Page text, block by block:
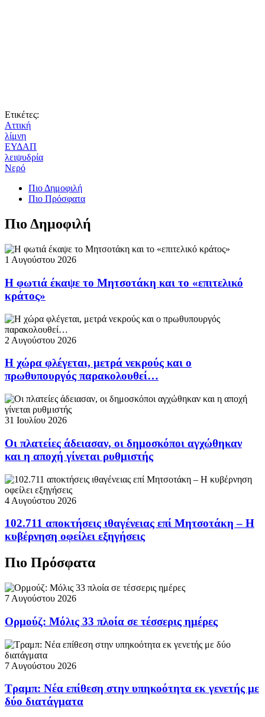
Ετικέτες:
Αττική
λίμνη
ΕΥΔΑΠ
λειψυδρία
Νερό
Πιο Δημοφιλή
Πιο Πρόσφατα
Πιο Δημοφιλή
1 Αυγούστου 2026
Η φωτιά έκαψε το Μητσοτάκη και το «επιτελικό
κράτος»
2 Αυγούστου 2026
Η χώρα φλέγεται, μετρά νεκρούς και ο
πρωθυπουργός παρακολουθεί…
31 Ιουλίου 2026
Οι πλατείες άδειασαν, οι δημοσκόποι αγχώθηκαν
και η αποχή γίνεται ρυθμιστής
4 Αυγούστου 2026
102.711 αποκτήσεις ιθαγένειας επί Μητσοτάκη – Η
κυβέρνηση οφείλει εξηγήσεις
Πιο Πρόσφατα
7 Αυγούστου 2026
Ορμούζ: Μόλις 33 πλοία σε τέσσερις ημέρες
7 Αυγούστου 2026
Τραμπ: Νέα επίθεση στην υπηκοότητα εκ γενετής με
δύο διατάγματα